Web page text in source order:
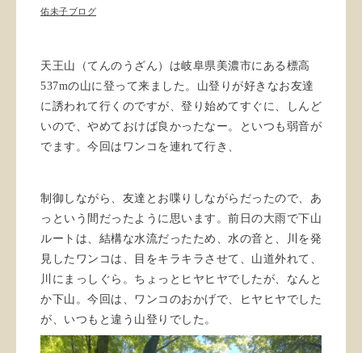
佑未子ブログ
天王山（てんのうざん）は岐阜県美濃市にある標高
537mの山に登って来ました。山登りが好きなお友達
に誘われて行くのですが、登り始めてすぐに、しんど
いので、やめておけば良かったなー。といつも弱音が
でます。今回はワンコを連れて行き、
制御しながら、友達とお喋りしながらだったので、あ
っという間だったように思います。前日の大雨で下山
ルートは、結構な水流だったため、水の音と、川を発
見したワンコは、目をキラキラさせて、山道外れて、
川にまっしぐら。ちょっとヒヤヒヤでしたが、なんと
か下山。今回は、ワンコのおかげで、ヒヤヒヤでした
が、いつもと違う山登りでした。